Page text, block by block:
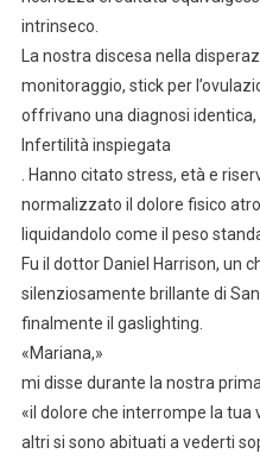
intrinseco.
La nostra discesa nella
monitoraggio, stick per
offrivano una diagnosi identica,
Infertilità inspiegata
. Hanno citato stress, età e
normalizzato il dolore fisico
liquidandolo come il peso
Fu il dottor Daniel Harrison, un
silenziosamente brillante di
finalmente il gaslighting.
«Mariana,»
mi disse durante la nostra
«il dolore che interrompe la tua
altri si sono abituati a vederti